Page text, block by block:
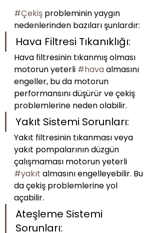
#Çekiş probleminin yaygın
nedenlerinden bazıları şunlardır:
Hava Filtresi Tıkanıklığı:
Hava filtresinin tıkanmış olması
motorun yeterli #hava almasını
engeller, bu da motorun
performansını düşürür ve çekiş
problemlerine neden olabilir.
Yakıt Sistemi Sorunları:
Yakıt filtresinin tıkanması veya
yakıt pompalarının düzgün
çalışmaması motorun yeterli
#yakıt almasını engelleyebilir. Bu
da çekiş problemlerine yol
açabilir.
Ateşleme Sistemi
Sorunları: